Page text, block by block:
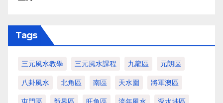
Tags
三元風水教學 三元風水課程 九龍區 元朗區
八卦風水 北角區 南區 天水圍 將軍澳區